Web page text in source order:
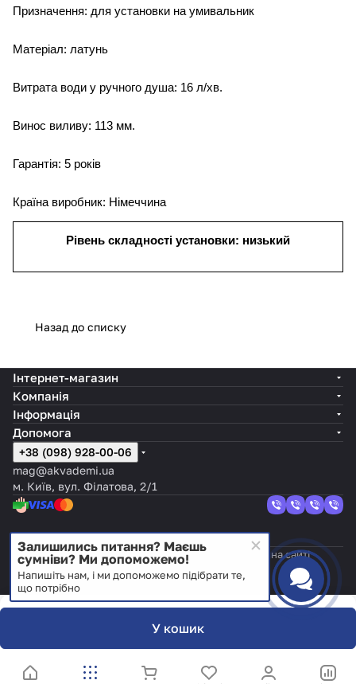
Призначення: для установки на умивальник
Матеріал: латунь
Витрата води у ручного душа: 16 л/хв.
Винос виливу: 113 мм.
Гарантія: 5 років
Країна виробник: Німеччина
Рівень складності установки: низький
Назад до списку
У кошик
Інтернет-магазин
Компанія
Інформація
Допомога
+38 (098) 928-00-06
mag@akvademi.ua
м. Київ, вул. Філатова, 2/1
© 2026 "Аквадемі". Усі права захищені. Інформація на сайті
охороняється законом про авторські права.
UA
Темна тема Конфіденційність
Залишились питання? Маєшь
сумніви? Ми допоможемо!
Напишіть нам, і ми допоможемо підібрати те,
що потрібно